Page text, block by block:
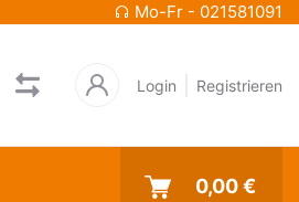
Mo-Fr - 021581091
Login Registrieren
0,00 €